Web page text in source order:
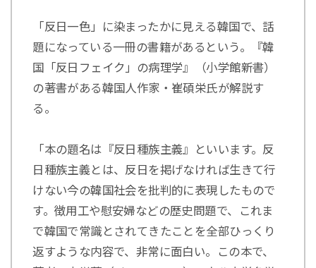
「反日一色」に染まったかに見える韓国で、話
題になっている一冊の書籍があるという。『韓
国「反日フェイク」の病理学』（小学館新書）
の著書がある韓国人作家・崔碩栄氏が解説す
る。
「本の題名は『反日種族主義』といいます。反
日種族主義とは、反日を掲げなければ生きて行
けない今の韓国社会を批判的に表現したもので
す。徴用工や慰安婦などの歴史問題で、これま
で韓国で常識とされてきたことを全部ひっくり
返すような内容で、非常に面白い。この本で、